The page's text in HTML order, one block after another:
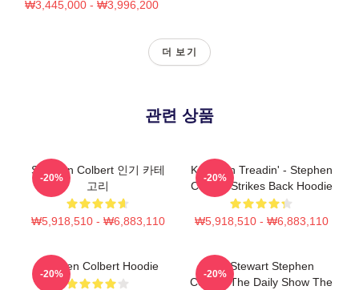
₩3,445,000 - ₩3,996,200
더 보기
관련 상품
Stephen Colbert 인기 카테
고리
₩5,918,510 - ₩6,883,110
-20%
Keep On Treadin' - Stephen
Colbert Strikes Back Hoodie
₩5,918,510 - ₩6,883,110
-20%
Stephen Colbert Hoodie
-20%
Jon Stewart Stephen
Colbert The Daily Show The
-20%